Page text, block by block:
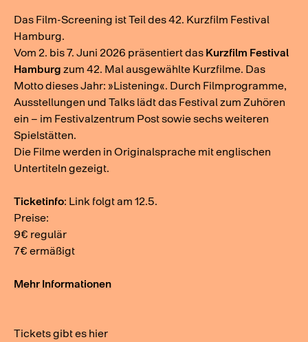
Das Film-Screening ist Teil des 42. Kurzfilm Festival
Hamburg.
Vom 2. bis 7. Juni 2026 präsentiert das Kurzfilm Festival
Hamburg zum 42. Mal ausgewählte Kurzfilme. Das
Motto dieses Jahr: »Listening«. Durch Filmprogramme,
Ausstellungen und Talks lädt das Festival zum Zuhören
ein – im Festivalzentrum Post sowie sechs weiteren
Spielstätten.
Die Filme werden in Originalsprache mit englischen
Untertiteln gezeigt.
Ticketinfo: Link folgt am 12.5.
Preise:
9€ regulär
7€ ermäßigt
Mehr Informationen
Tickets gibt es hier